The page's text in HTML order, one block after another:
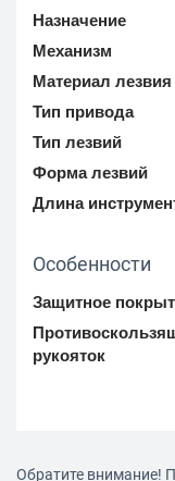
Назначение
Механизм
Материал лезвия
Тип привода
Тип лезвий
Форма лезвий
Длина
Особенности
Защитное
рукояток
Обратите внимание!